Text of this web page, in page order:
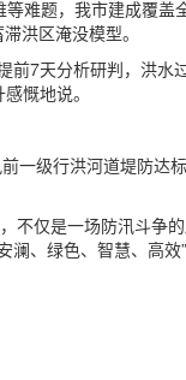
难题，我市建成覆盖
洪区淹没模型。
前7天分析研判，洪水
慨地说。
一级行洪河道堤防达
不仅是一场防汛斗争
澜、绿色、智慧、高效